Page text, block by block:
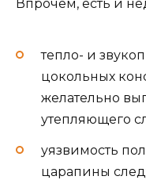
Впрочем, есть и
тепло- и
цокольных
желательно
утепляющего
уязвимость
царапины